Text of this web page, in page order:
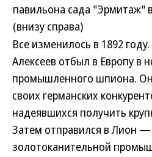
павильона сада "Эрмитаж"
(внизу справа)
Все изменилось в 1892
Алексеев отбыл в Европу в
промышленного шпиона.
своих германских
надеявшихся получить
Затем отправился в Лион —
золотоканительной